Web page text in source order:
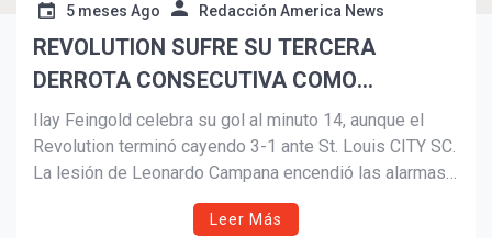
5 meses Ago Redacción America News
REVOLUTION SUFRE SU TERCERA
DERROTA CONSECUTIVA COMO
VISITANTE
Ilay Feingold celebra su gol al minuto 14, aunque el
Revolution terminó cayendo 3-1 ante St. Louis CITY SC.
La lesión de Leonardo Campana encendió las alarmas
en el equipo, que ahora se prepara para volver a la
acción el 4 de abril frente al FC Montréal.
Leer Más